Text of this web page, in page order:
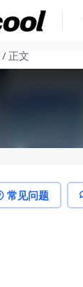
正文
常见问题